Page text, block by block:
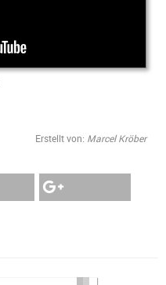
Erstellt von: Marcel Kröber